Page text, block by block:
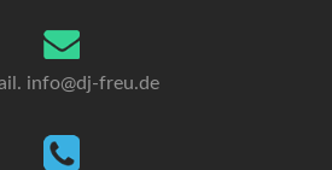
info@dj-freu.de